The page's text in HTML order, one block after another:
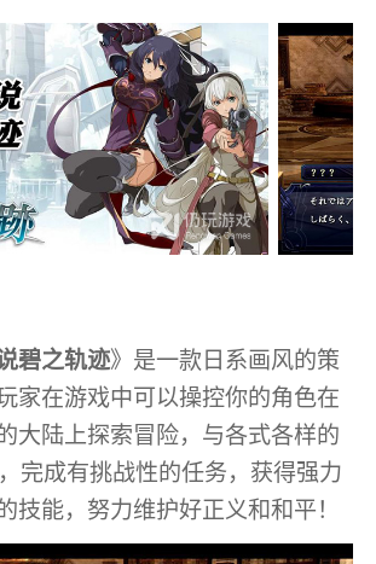
碧之轨迹》是一款日系画风的策
家在游戏中可以操控你的角色在
大陆上探索冒险，与各式各样的
完成有挑战性的任务，获得强力
技能，努力维护好正义和和平！